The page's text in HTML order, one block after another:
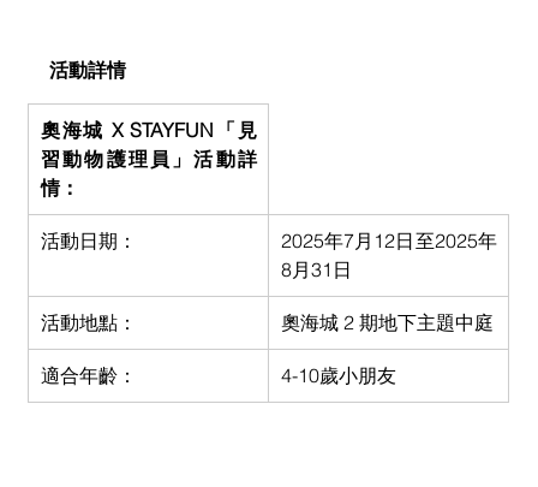
活動詳情
奧海城 X STAYFUN「見
習動物護理員」活動詳
情：
活動日期：
2025年7月12日至2025年
8月31日
活動地點： 奧海城 2 期地下主題中庭
適合年齡： 4-10歲小朋友